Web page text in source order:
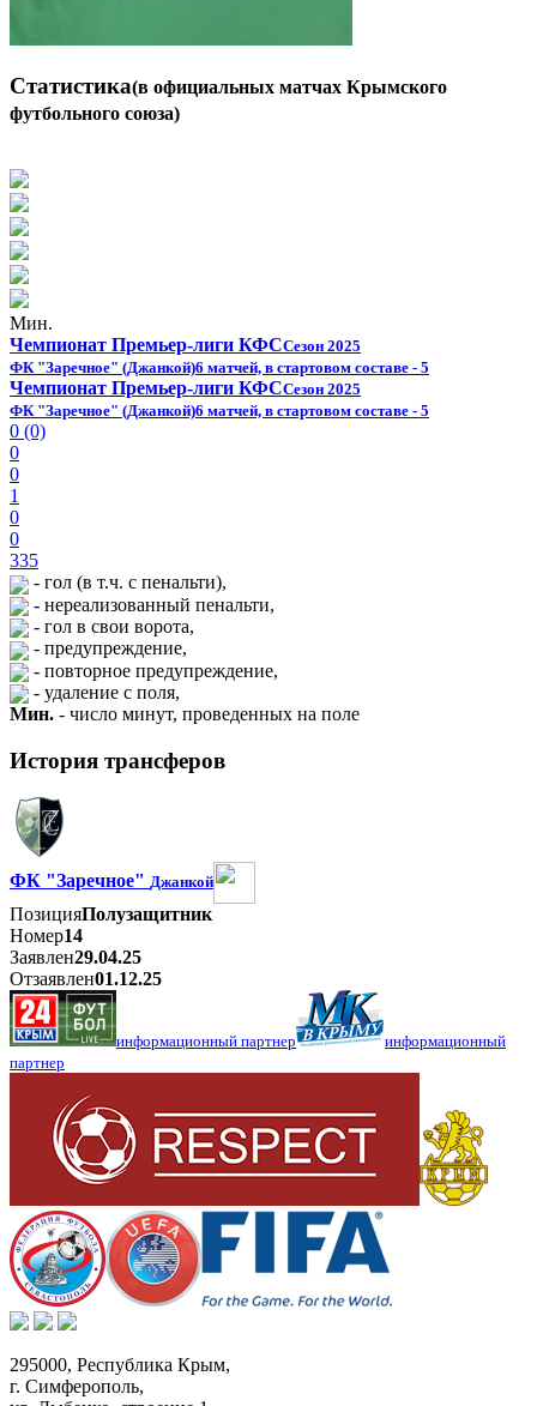
Статистика(в официальных матчах Крымского
футбольного союза)
Мин.
Чемпионат Премьер-лиги КФССезон 2025
ФК "Заречное" (Джанкой)6 матчей, в стартовом составе - 5
Чемпионат Премьер-лиги КФССезон 2025
ФК "Заречное" (Джанкой)6 матчей, в стартовом составе - 5
0 (0)
0
0
1
0
0
335
- гол (в т.ч. с пенальти),
- нереализованный пенальти,
- гол в свои ворота,
- предупреждение,
- повторное предупреждение,
- удаление с поля,
Мин. - число минут, проведенных на поле
История трансферов
ФК "Заречное" Джанкой
ПозицияПолузащитник
Номер14
Заявлен29.04.25
Отзаявлен01.12.25
информационный партнер
информационный
партнер
295000, Республика Крым,
г. Симферополь,